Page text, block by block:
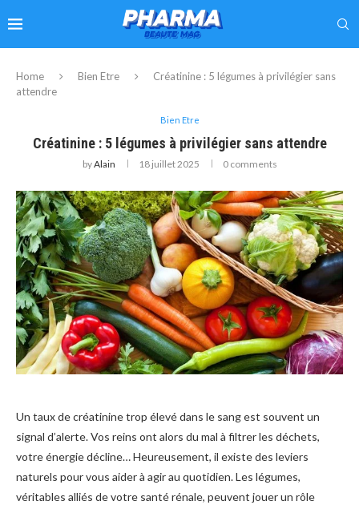
Home Bien Etre
Créatinine : 5 légumes à privilégier sans
attendre
Bien Etre
Créatinine : 5 légumes à privilégier sans attendre
byAlain 18 juillet 2025 0 comments
Un taux de créatinine trop élevé dans le sang est souvent un
signal d’alerte. Vos reins ont alors du mal à filtrer les déchets,
votre énergie décline… Heureusement, il existe des leviers
naturels pour vous aider à agir au quotidien. Les légumes,
véritables alliés de votre santé rénale, peuvent jouer un rôle